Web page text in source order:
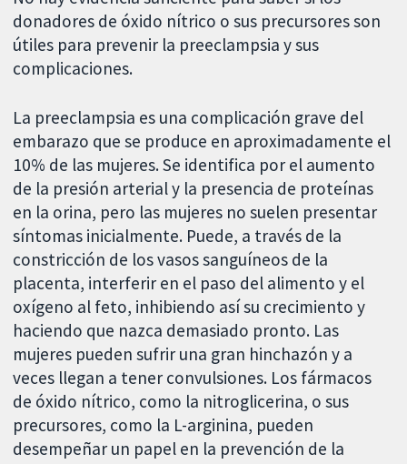
donadores de óxido nítrico o sus precursores son
útiles para prevenir la preeclampsia y sus
complicaciones.
La preeclampsia es una complicación grave del
embarazo que se produce en aproximadamente el
10% de las mujeres. Se identifica por el aumento
de la presión arterial y la presencia de proteínas
en la orina, pero las mujeres no suelen presentar
síntomas inicialmente. Puede, a través de la
constricción de los vasos sanguíneos de la
placenta, interferir en el paso del alimento y el
oxígeno al feto, inhibiendo así su crecimiento y
haciendo que nazca demasiado pronto. Las
mujeres pueden sufrir una gran hinchazón y a
veces llegan a tener convulsiones. Los fármacos
de óxido nítrico, como la nitroglicerina, o sus
precursores, como la L-arginina, pueden
desempeñar un papel en la prevención de la